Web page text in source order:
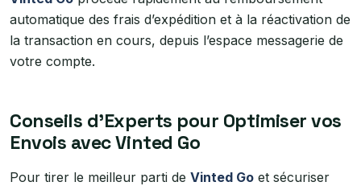
automatique des frais d’expédition et à la réactivation de
la transaction en cours, depuis l’espace messagerie de
votre compte.
Conseils d’Experts pour Optimiser vos
Envois avec Vinted Go
Pour tirer le meilleur parti de Vinted Go et sécuriser